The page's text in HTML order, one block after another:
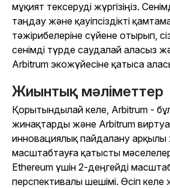
мұқият тексеруді жүргізіңіз.
таңдау және қауіпсіздікті
тәжірибелеріне сүйене отырып,
сенімді түрде саудалай аласыз
Arbitrum экожүйесіне қатыса
Жиынтық мәліметтер
Қорытындылай келе, Arbitrum -
жинақтарды және Arbitrum
инновациялық пайдалану арқылы
масштабтауға қатысты
Ethereum үшін 2-деңгейді
перспективалы шешімі. Өсіп келе